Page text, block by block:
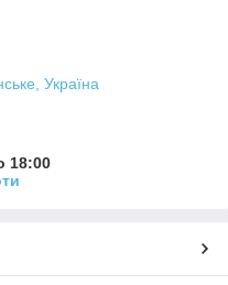
Україна
18:00